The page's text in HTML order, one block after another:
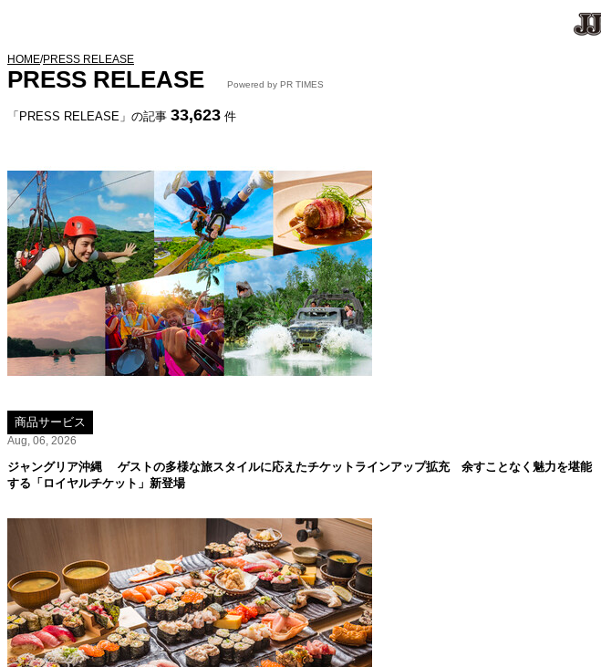
HOME/PRESS RELEASE
PRESS RELEASE Powered by PR TIMES
「PRESS RELEASE」の記事 33,623 件
商品サービス
Aug, 06, 2026
ジャングリア沖縄 ゲストの多様な旅スタイルに応えたチケットラインアップ拡充 余すことなく魅力を堪能
する「ロイヤルチケット」新登場